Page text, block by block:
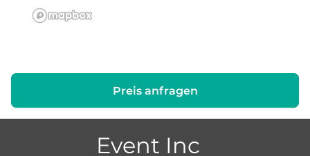
Preis anfragen
Event Inc